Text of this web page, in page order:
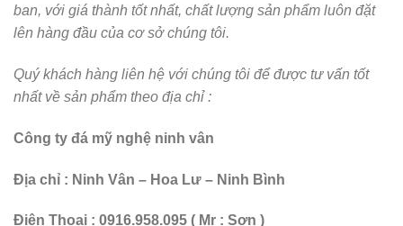
Điện Thoại : 0916.958.095 ( Mr : Sơn )
Website : langmodep.net
bằng đá đẹp bán tại hậu giang, bàn đá nhà thờ họ bán tại hậu giang
Mẫu bàn lễ đá từ đường tại
Mẫu bàn lễ đá từ đường tại